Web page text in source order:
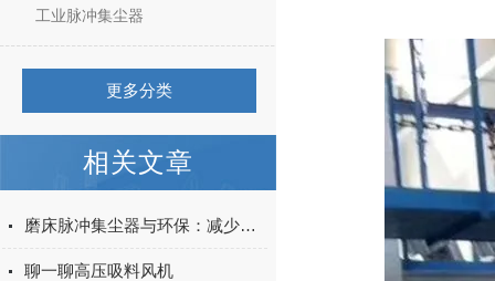
工业脉冲集尘器
更多分类
相关文章
磨床脉冲集尘器与环保：减少工业废气的重要工具
聊一聊高压吸料风机